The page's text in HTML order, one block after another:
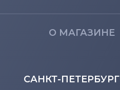
О МАГАЗИНЕ
САНКТ-ПЕТЕРБУРГ